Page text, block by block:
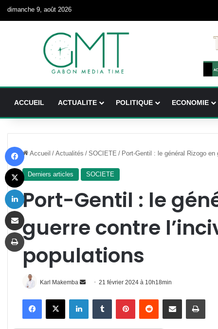
dimanche 9, août 2026
ACCUEIL ACTUALITE POLITIQUE ECONOMIE
Accueil / Actualités / SOCIETE / Port-Gentil : le général Rizogo
Derniers articles SOCIETE
Port-Gentil : le
guerre contre
populations
Karl Makemba
Envoyer
courriel
21 février 2024 à 10h18min
FacebookX LinkedinTumblr PinterestReddit Partager par email
X
Imprimer